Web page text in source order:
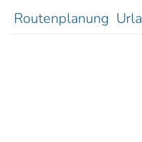
Routenplanung